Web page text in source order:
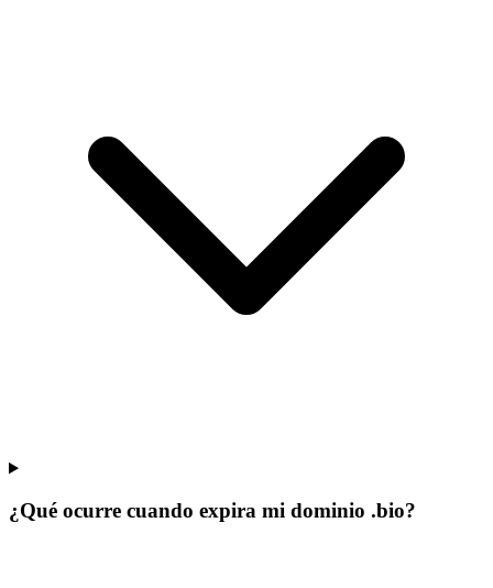
¿Qué ocurre cuando expira mi dominio .bio?